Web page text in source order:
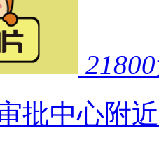
21800
批中心附近